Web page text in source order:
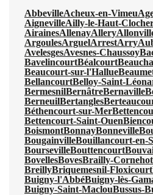
AbbevilleAcheux-en-Vimeu
AignevilleAilly-le-Haut-
AirainesAllenayAllery
ArgoulesArguelArrestArry
AvelesgesAvesnes-Chaussoy
BavelincourtBéalcourt
Beaucourt-sur-l'Hallue
BellancourtBelloy-Saint-
BermesnilBernâtreBernaville
BerneuilBertangles
Béthencourt-sur-Mer
Bettencourt-Saint-Ouen
BoismontBonnayBonneville
BougainvilleBouillancourt-en-
BoursevilleBouttencourt
BovellesBovesBrailly-
BreillyBriquemesnil-Floxicourt
Buigny-l'AbbéBuigny-lès-
Buigny-Saint-MaclouBussus-